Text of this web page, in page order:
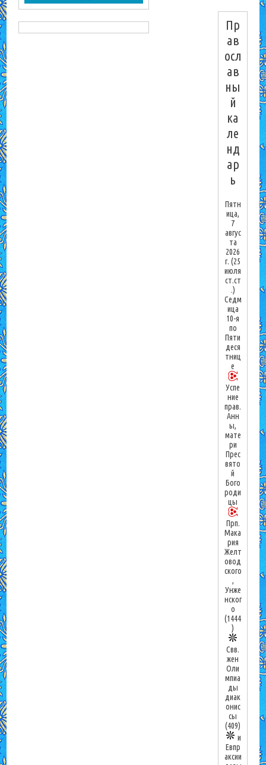
Пр
ав
осл
ав
ны
й
ка
ле
нд
ар
ь
Пятн
ица,
7
авгус
та
2026
г.(25
июля
ст.ст
.)
Седм
ица
10-я
по
Пяти
деся
тниц
е
Успе
ние
прав.
Анн
ы,
мате
ри
Прес
вято
й
Бого
роди
цы
Прп.
Мака
рия
Желт
овод
ского
,
Унже
нског
о
(1444
)
Свв.
жен
Оли
мпиа
ды
диак
онис
сы
(409)
и
Евпр
аксии